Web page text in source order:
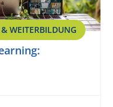
& WEITERBILDUNG